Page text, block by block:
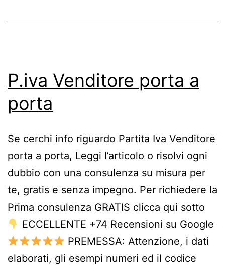
P.iva Venditore porta a
porta
Se cerchi info riguardo Partita Iva Venditore
porta a porta, Leggi l’articolo o risolvi ogni
dubbio con una consulenza su misura per
te, gratis e senza impegno. Per richiedere la
Prima consulenza GRATIS clicca qui sotto
ECCELLENTE +74 Recensioni su Google
PREMESSA: Attenzione, i dati
elaborati, gli esempi numeri ed il codice